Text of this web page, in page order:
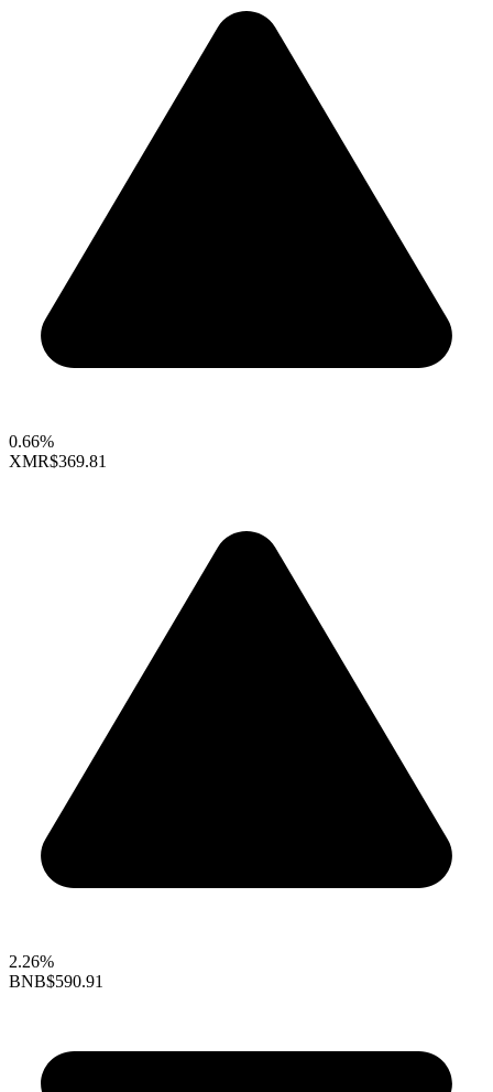
0.66%
XMR$369.81
2.26%
BNB$590.91